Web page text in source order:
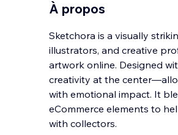
À propos
Sketchora is a visually
illustrators, and creative
artwork online. Designed
creativity at the
with emotional impact. It
eCommerce elements to
with collectors.